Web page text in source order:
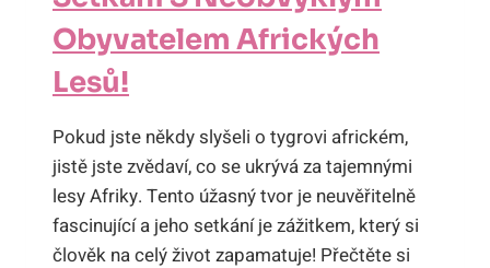
Obyvatelem Afrických
Lesů!
Pokud jste někdy slyšeli o tygrovi africkém,
jistě jste zvědaví, co se ukrývá za tajemnými
lesy Afriky. Tento úžasný tvor je neuvěřitelně
fascinující a jeho setkání je zážitkem, který si
člověk na celý život zapamatuje! Přečtěte si